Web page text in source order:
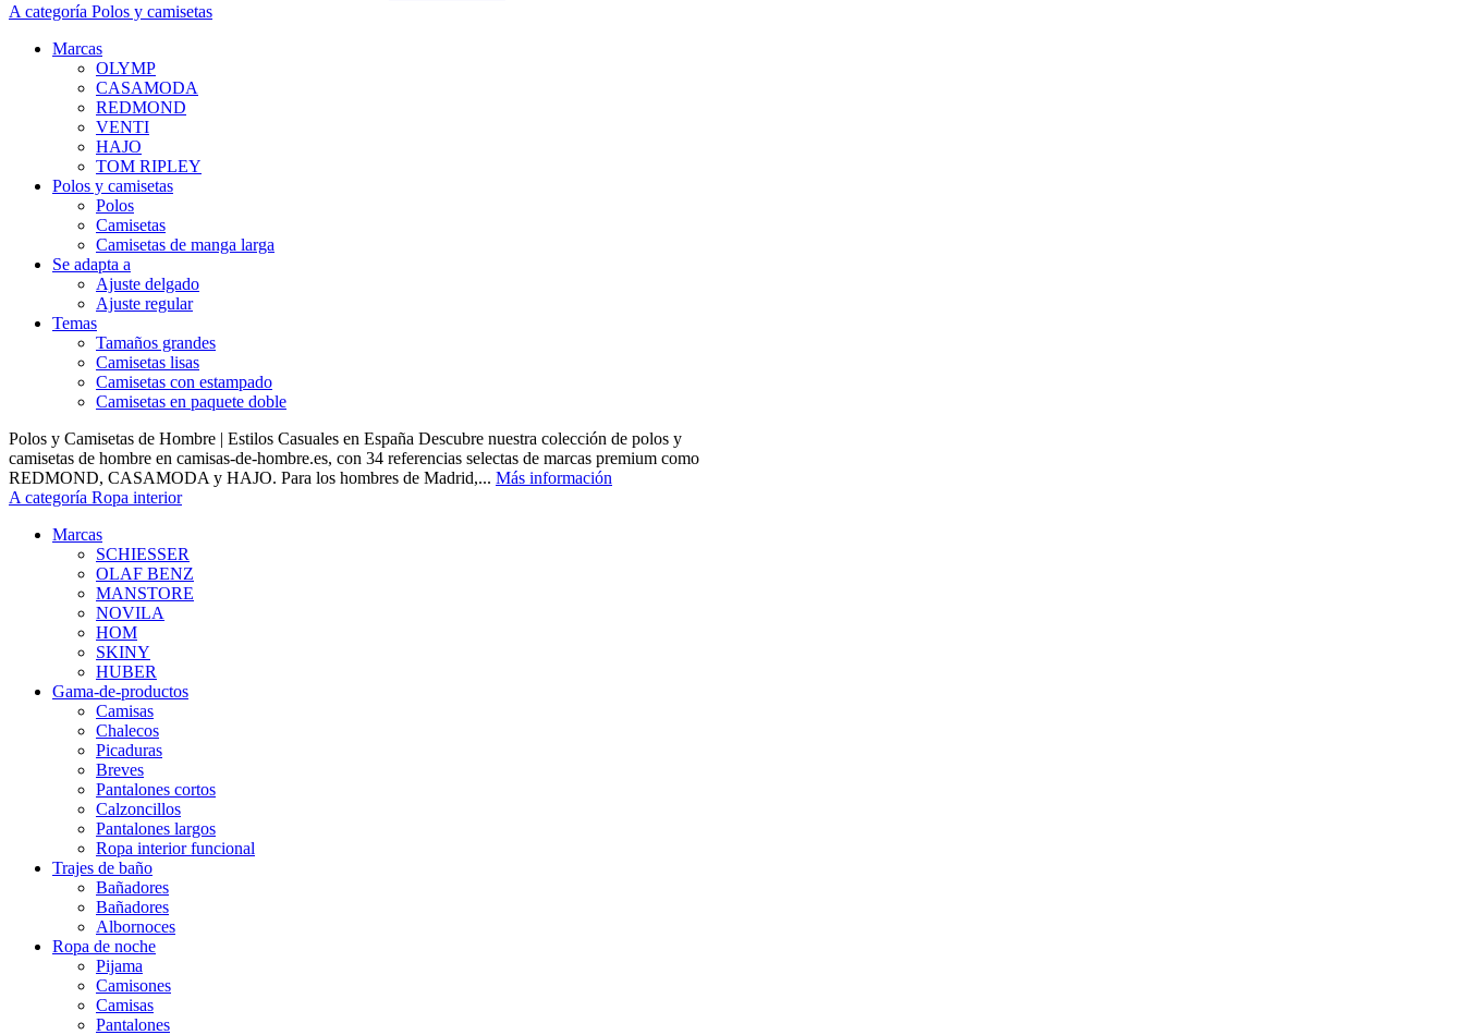
A categoría Polos y camisetas
Marcas
OLYMP
CASAMODA
REDMOND
VENTI
HAJO
TOM RIPLEY
Polos y camisetas
Polos
Camisetas
Camisetas de manga larga
Se adapta a
Ajuste delgado
Ajuste regular
Temas
Tamaños grandes
Camisetas lisas
Camisetas con estampado
Camisetas en paquete doble
Polos y Camisetas de Hombre | Estilos Casuales en España Descubre nuestra colección de polos y
camisetas de hombre en camisas-de-hombre.es, con 34 referencias selectas de marcas premium como
REDMOND, CASAMODA y HAJO. Para los hombres de Madrid,... Más información
A categoría Ropa interior
Marcas
SCHIESSER
OLAF BENZ
MANSTORE
NOVILA
HOM
SKINY
HUBER
Gama-de-productos
Camisas
Chalecos
Picaduras
Breves
Pantalones cortos
Calzoncillos
Pantalones largos
Ropa interior funcional
Trajes de baño
Bañadores
Bañadores
Albornoces
Ropa de noche
Pijama
Camisones
Camisas
Pantalones